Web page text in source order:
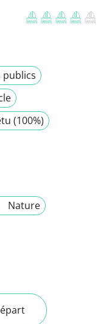
publics
(100%)
Nature